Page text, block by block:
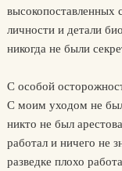
высокопоставленных
личности и детали
никогда не были
С особой
С моим уходом не
никто не был
работал и ничего не
разведке плохо